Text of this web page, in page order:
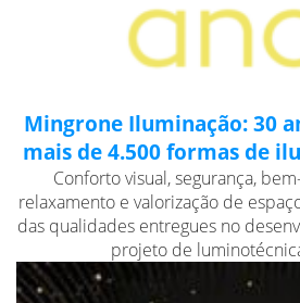
Mingrone Iluminação: 30
mais de 4.500 formas de
Conforto visual, segurança,
relaxamento e valorização de
das qualidades entregues no
projeto de